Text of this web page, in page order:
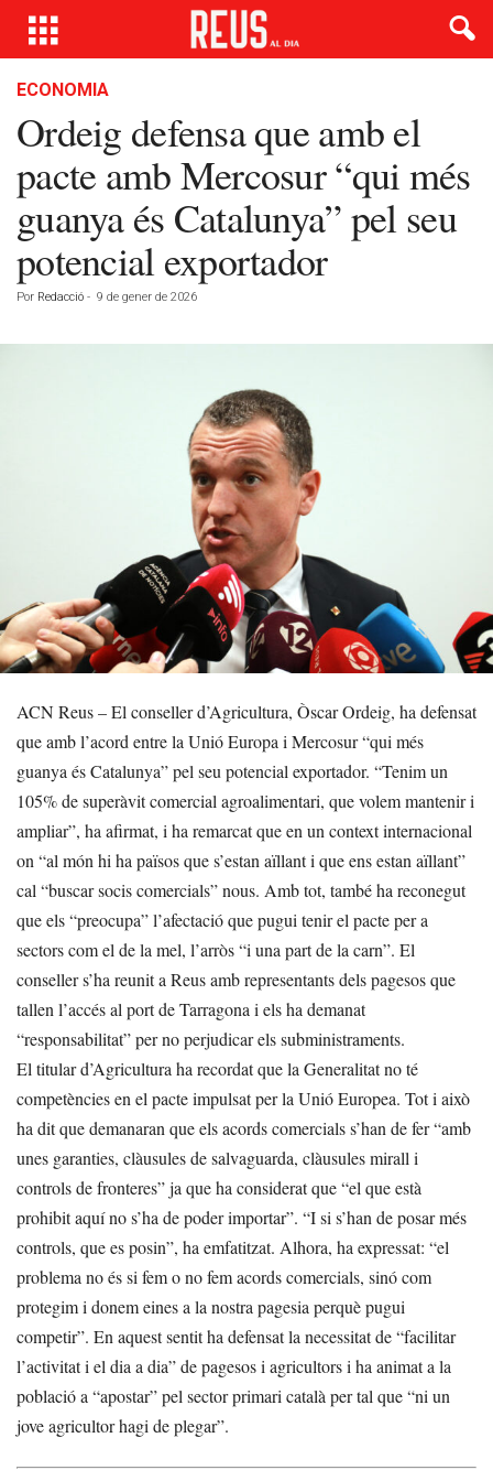
ECONOMIA
Ordeig defensa que amb el
pacte amb Mercosur “qui més
guanya és Catalunya” pel seu
potencial exportador
Por Redacció - 9 de gener de 2026
ACN Reus – El conseller d’Agricultura, Òscar Ordeig, ha defensat
que amb l’acord entre la Unió Europa i Mercosur “qui més
guanya és Catalunya” pel seu potencial exportador. “Tenim un
105% de superàvit comercial agroalimentari, que volem mantenir i
ampliar”, ha afirmat, i ha remarcat que en un context internacional
on “al món hi ha països que s’estan aïllant i que ens estan aïllant”
cal “buscar socis comercials” nous. Amb tot, també ha reconegut
que els “preocupa” l’afectació que pugui tenir el pacte per a
sectors com el de la mel, l’arròs “i una part de la carn”. El
conseller s’ha reunit a Reus amb representants dels pagesos que
tallen l’accés al port de Tarragona i els ha demanat
“responsabilitat” per no perjudicar els subministraments.
El titular d’Agricultura ha recordat que la Generalitat no té
competències en el pacte impulsat per la Unió Europea. Tot i això
ha dit que demanaran que els acords comercials s’han de fer “amb
unes garanties, clàusules de salvaguarda, clàusules mirall i
controls de fronteres” ja que ha considerat que “el que està
prohibit aquí no s’ha de poder importar”. “I si s’han de posar més
controls, que es posin”, ha emfatitzat. Alhora, ha expressat: “el
problema no és si fem o no fem acords comercials, sinó com
protegim i donem eines a la nostra pagesia perquè pugui
competir”. En aquest sentit ha defensat la necessitat de “facilitar
l’activitat i el dia a dia” de pagesos i agricultors i ha animat a la
població a “apostar” pel sector primari català per tal que “ni un
jove agricultor hagi de plegar”.